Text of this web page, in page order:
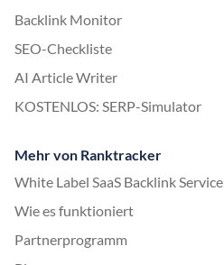
Backlink Monitor
SEO-Checkliste
AI Article Writer
KOSTENLOS: SERP-Simulator
Mehr von Ranktracker
White Label SaaS Backlink Service
Wie es funktioniert
Partnerprogramm